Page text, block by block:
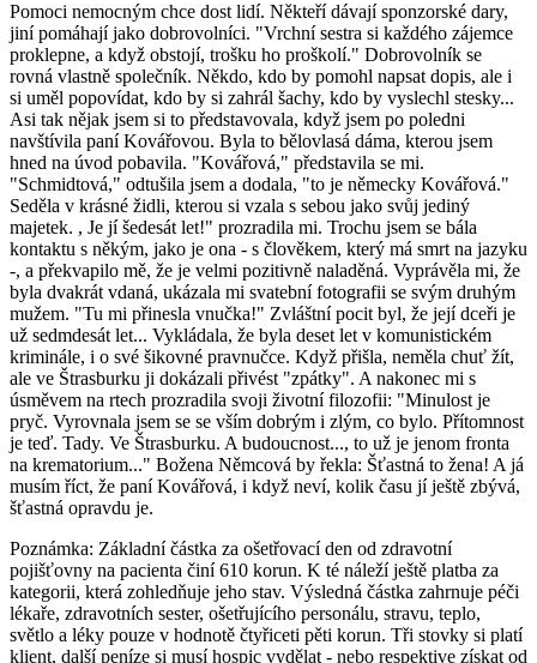
Pomoci nemocným chce dost lidí. Někteří dávají sponzorské dary,
jiní pomáhají jako dobrovolníci. "Vrchní sestra si každého zájemce
proklepne, a když obstojí, trošku ho proškolí." Dobrovolník se
rovná vlastně společník. Někdo, kdo by pomohl napsat dopis, ale i
si uměl popovídat, kdo by si zahrál šachy, kdo by vyslechl stesky...
Asi tak nějak jsem si to představovala, když jsem po poledni
navštívila paní Kovářovou. Byla to bělovlasá dáma, kterou jsem
hned na úvod pobavila. "Kovářová," představila se mi.
"Schmidtová," odtušila jsem a dodala, "to je německy Kovářová."
Seděla v krásné židli, kterou si vzala s sebou jako svůj jediný
majetek. , Je jí šedesát let!" prozradila mi. Trochu jsem se bála
kontaktu s někým, jako je ona - s člověkem, který má smrt na jazyku
-, a překvapilo mě, že je velmi pozitivně naladěná. Vyprávěla mi, že
byla dvakrát vdaná, ukázala mi svatební fotografii se svým druhým
mužem. "Tu mi přinesla vnučka!" Zvláštní pocit byl, že její dceři je
už sedmdesát let... Vykládala, že byla deset let v komunistickém
kriminále, i o své šikovné pravnučce. Když přišla, neměla chuť žít,
ale ve Štrasburku ji dokázali přivést "zpátky". A nakonec mi s
úsměvem na rtech prozradila svoji životní filozofii: "Minulost je
pryč. Vyrovnala jsem se se vším dobrým i zlým, co bylo. Přítomnost
je teď. Tady. Ve Štrasburku. A budoucnost..., to už je jenom fronta
na krematorium..." Božena Němcová by řekla: Šťastná to žena! A já
musím říct, že paní Kovářová, i když neví, kolik času jí ještě zbývá,
šťastná opravdu je.
Poznámka: Základní částka za ošetřovací den od zdravotní
pojišťovny na pacienta činí 610 korun. K té náleží ještě platba za
kategorii, která zohledňuje jeho stav. Výsledná částka zahrnuje péči
lékaře, zdravotních sester, ošetřujícího personálu, stravu, teplo,
světlo a léky pouze v hodnotě čtyřiceti pěti korun. Tři stovky si platí
klient, další peníze si musí hospic vydělat - nebo respektive získat od